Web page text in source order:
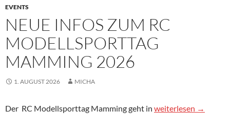
EVENTS
NEUE INFOS ZUM RC
MODELLSPORTTAG
MAMMING 2026
1. AUGUST 2026 MICHA
Der RC Modellsporttag Mamming geht in Neue Infos zum RC
weiterlesen →